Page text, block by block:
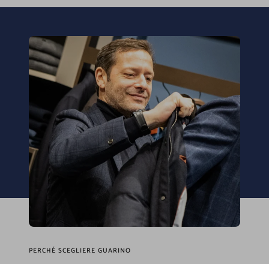
PERCHÉ SCEGLIERE GUARINO